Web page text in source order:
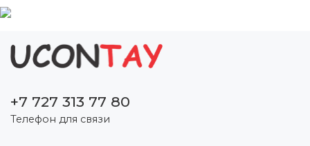
+7 727 313 77 80
Телефон для связи